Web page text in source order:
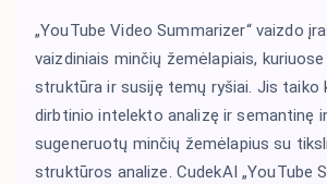
„YouTube Video Summarizer“ vaizdo
vaizdiniais minčių žemėlapiais,
struktūra ir susiję temų ryšiai. Jis taiko
dirbtinio intelekto analizę ir semantinę
sugeneruotų minčių žemėlapius su
struktūros analize. CudekAI „YouTube